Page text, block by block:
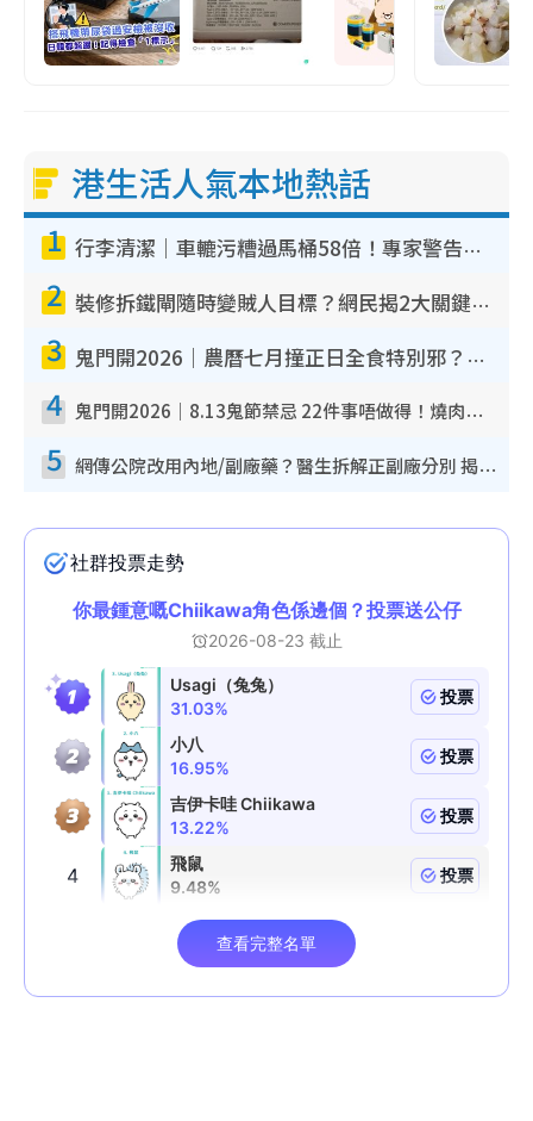
港生活人氣本地熱話
1 行李清潔｜車轆污糟過馬桶58倍！專家警告忌用酒精抹 教1招免污手除菌
2 裝修拆鐵閘隨時變賊人目標？網民揭2大關鍵用途：裝新式等於白裝？附新舊鐵閘分別
3 鬼門開2026｜農曆七月撞正日全食特別邪？專家警告切忌做一事！揭4大禁忌+2招保平安
4 鬼門開2026｜8.13鬼節禁忌 22件事唔做得！燒肉、刺身要少食？半夜勿吹口哨/打呢個電話
5 網傳公院改用內地/副廠藥？醫生拆解正副廠分別 揭4類人換藥隨時出事